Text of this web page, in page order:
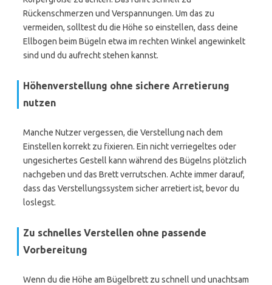
Rückenschmerzen und Verspannungen. Um das zu
vermeiden, solltest du die Höhe so einstellen, dass deine
Ellbogen beim Bügeln etwa im rechten Winkel angewinkelt
sind und du aufrecht stehen kannst.
Höhenverstellung ohne sichere Arretierung
nutzen
Manche Nutzer vergessen, die Verstellung nach dem
Einstellen korrekt zu fixieren. Ein nicht verriegeltes oder
ungesichertes Gestell kann während des Bügelns plötzlich
nachgeben und das Brett verrutschen. Achte immer darauf,
dass das Verstellungssystem sicher arretiert ist, bevor du
loslegst.
Zu schnelles Verstellen ohne passende
Vorbereitung
Wenn du die Höhe am Bügelbrett zu schnell und unachtsam